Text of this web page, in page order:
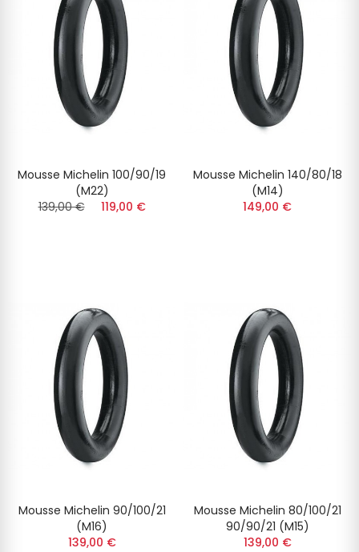
Mousse Michelin 100/90/19
(M22)
139,00 €
119,00 €
Mousse Michelin 140/80/18
(M14)
149,00 €
Mousse Michelin 90/100/21
(M16)
139,00 €
Mousse Michelin 80/100/21
90/90/21 (M15)
139,00 €